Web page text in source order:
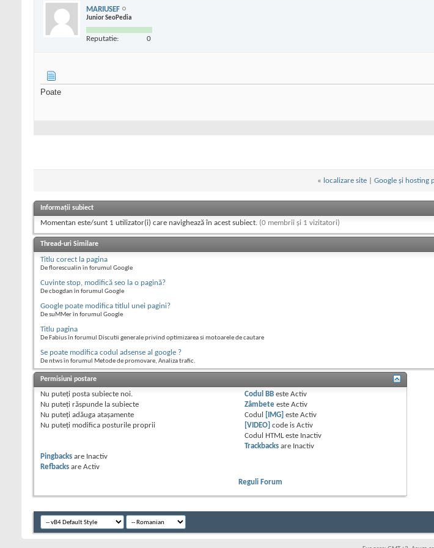
MARIUSEF
Junior SeoPedia
Reputatie: 0
Poate
« localizare site| Google şi hosting
Informații subiect
Momentan este/sunt 1 utilizator(i) care navighează în acest subiect. (0 membrii și 1 vizitatori)
Thread-uri Similare
Titlu corect la pagina
De florescualin în forumul Google
Cuvinte stop, modifică seo la o pagină?
De cbogdan în forumul Google
Google poate modifica titlul unei pagini?
De suMMer în forumul Google
Titlu pagina
De Fabius în forumul Discutii generale privind optimizarea si motoarele de cautare
Se poate modifica codul adsense al google ?
De ntws în forumul Metode de promovare, Analiza trafic.
Permisiuni postare
Nu puteţi posta subiecte noi.
Nu puteţi răspunde la subiecte
Nu puteţi adăuga ataşamente
Nu puteţi modifica posturile proprii
Codul BB esteActiv
Zâmbete esteActiv
Codul
[IMG] esteActiv
[VIDEO] code isActiv
Codul HTML este Inactiv
Trackbacks are Inactiv
Pingbacks are Inactiv
Refbacks are Activ
Reguli Forum